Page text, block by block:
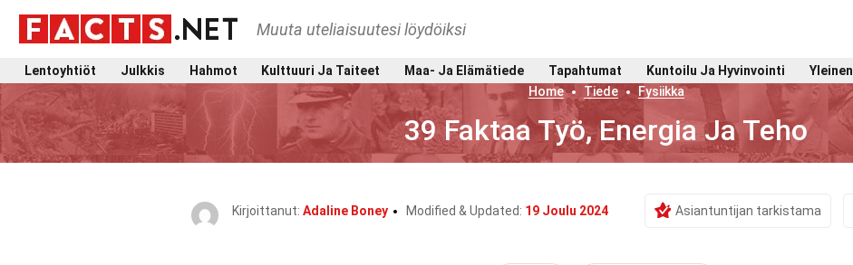
Muuta uteliaisuutesi löydöiksi
Lentoyhtiöt Julkkis Hahmot Kulttuuri Ja Taiteet Maa- Ja Elämätiede Tapahtumat Kuntoilu Ja Hyvinvointi Yleinen
Home
Tiede Fysiikka
39 Faktaa Työ, Energia Ja Teho
Kirjoittanut: Adaline Boney Modified & Updated: 19 Joulu 2024 Asiantuntijan tarkistama